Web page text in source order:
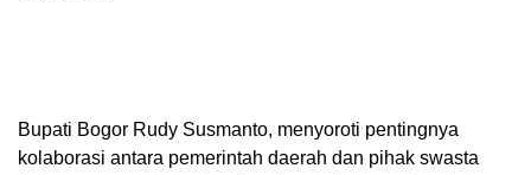
Bupati Bogor Rudy Susmanto, menyoroti pentingnya
kolaborasi antara pemerintah daerah dan pihak swasta